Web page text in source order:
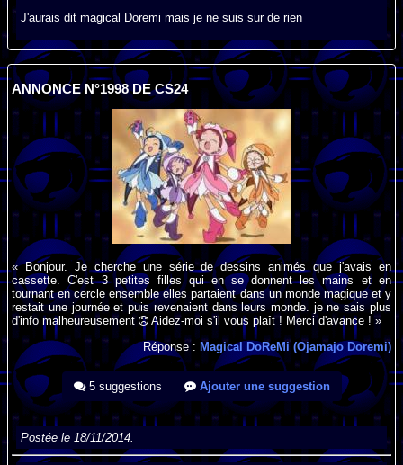
J'aurais dit magical Doremi mais je ne suis sur de rien
ANNONCE N°1998 DE CS24
« Bonjour. Je cherche une série de dessins animés que j'avais en
cassette. C'est 3 petites filles qui en se donnent les mains et en
tournant en cercle ensemble elles partaient dans un monde magique et y
restait une journée et puis revenaient dans leurs monde. je ne sais plus
d'info malheureusement
Aidez-moi s'il vous plaît ! Merci d'avance ! »
Réponse : Magical DoReMi (Ojamajo Doremi)
5 suggestions Ajouter une suggestion
Postée le 18/11/2014.